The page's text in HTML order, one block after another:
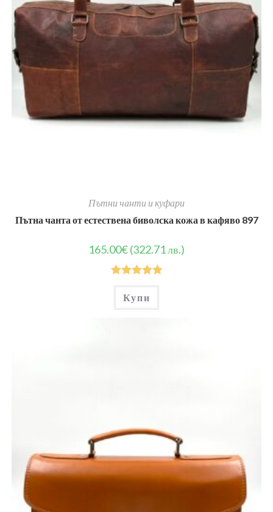
Пътни чанти и куфари
Пътна чанта от естествена биволска кожа в кафяво 897
165.00€(322.71 лв.)
Оценено на
5.00от 5
Купи